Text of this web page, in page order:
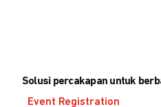
Solusi percakapan untuk
Event Registration